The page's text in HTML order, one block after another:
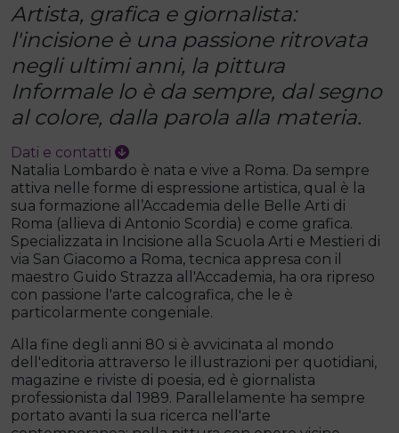
Artista, grafica e giornalista:
l'incisione è una passione ritrovata
negli ultimi anni, la pittura
Informale lo è da sempre, dal segno
al colore, dalla parola alla materia.
Dati e contatti
Natalia Lombardo è nata e vive a Roma. Da sempre
attiva nelle forme di espressione artistica, qual è la
sua formazione all’Accademia delle Belle Arti di
Roma (allieva di Antonio Scordia) e come grafica.
Specializzata in Incisione alla Scuola Arti e Mestieri di
via San Giacomo a Roma, tecnica appresa con il
maestro Guido Strazza all'Accademia, ha ora ripreso
con passione l'arte calcografica, che le è
particolarmente congeniale.
Alla fine degli anni 80 si è avvicinata al mondo
dell'editoria attraverso le illustrazioni per quotidiani,
magazine e riviste di poesia, ed è giornalista
professionista dal 1989. Parallelamente ha sempre
portato avanti la sua ricerca nell'arte